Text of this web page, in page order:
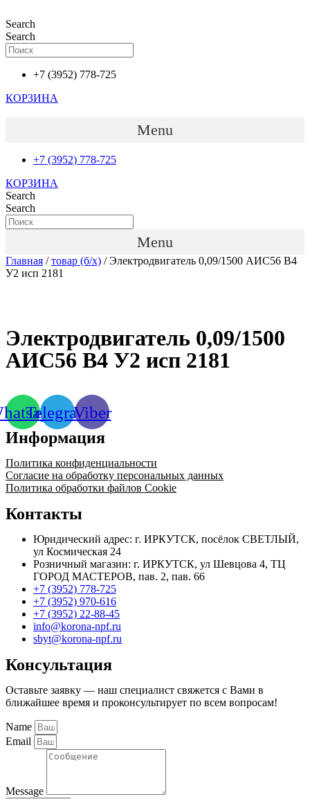
к
содержимому
Search
Search
+7 (3952) 778-725
КОРЗИНА
Menu
+7 (3952) 778-725
КОРЗИНА
Search
Search
Menu
Главная /товар (б/х) / Электродвигатель 0,09/1500 АИС56 В4
У2 исп 2181
Электродвигатель 0,09/1500
АИС56 В4 У2 исп 2181
TelegramViber
Информация
Политика конфиденциальности
Согласие на обработку персональных данных
Политика обработки файлов Cookie
Контакты
Юридический адрес: г. ИРКУТСК, посёлок СВЕТЛЫЙ,
ул Космическая 24
Розничный магазин: г. ИРКУТСК, ул Шевцова 4, ТЦ
ГОРОД МАСТЕРОВ, пав. 2, пав. 66
+7 (3952) 778-725
+7 (3952) 970-616
+7 (3952) 22-88-45
info@korona-npf.ru
sbyt@korona-npf.ru
Консультация
Оставьте заявку — наш специалист свяжется с Вами в
ближайшее время и проконсультирует по всем вопросам!
Name
Email
Message